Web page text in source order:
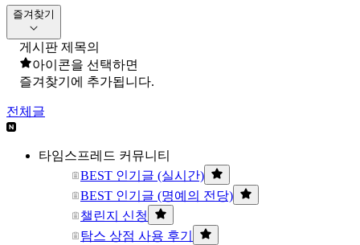
즐겨찾기
게시판 제목의
아이콘을 선택하면
즐겨찾기에 추가됩니다.
전체글
타임스프레드 커뮤니티
BEST 인기글 (실시간)
BEST 인기글 (명예의 전당)
챌린지 신청
탐스 상점 사용 후기